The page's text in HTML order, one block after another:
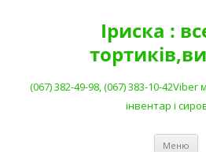
Іриска :
(067) 382-49-98, (067) 383-10-
інвентар і
Меню